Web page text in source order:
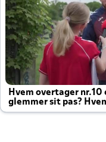
Hvem overtager nr.10
glemmer sit pas?
altid til efter kampe?